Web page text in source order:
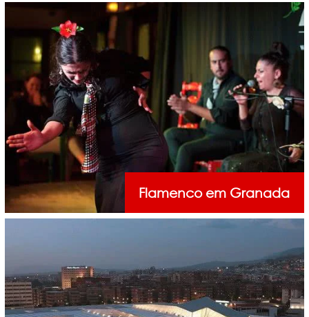
Flamenco em Granada